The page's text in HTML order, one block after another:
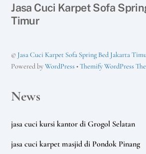
Jasa Cuci Karpet Sofa
Timur
© Jasa Cuci Karpet Sofa Spring Bed Jakarta
Powered byWordPress •Themify WordPress
News
jasa cuci kursi kantor di Grogol Selatan
jasa cuci karpet masjid di Pondok Pinang